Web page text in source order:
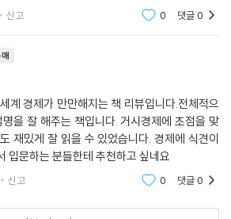
의 상황을 이해하기 위해 어떻게 접근해야 바람
신고 0 댓글0
계 경제가 만만해지는 책 리뷰입니다.전체적으
을 잘 해주는 책입니다. 거시경제에 초점을 맞
재밌게 잘 읽을 수 있었습니다. 경제에 식견이
입문하는 분들한테 추천하고 싶네요
신고 0 댓글0